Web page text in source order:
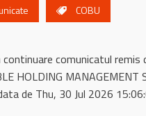
COBU
continuare comunicatul remis
HOLDING MANAGEMENT
de Thu, 30 Jul 2026